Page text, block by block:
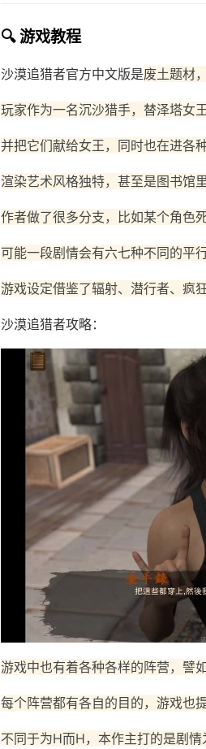
🔍 游戏教程
沙漠追猎者官方中文版是废土题材
玩家作为一名沉沙猎手，替泽塔女
并把它们献给女王，同时也在进各
渲染艺术风格独特，甚至是图书馆
作者做了很多分支，比如某个角色
可能一段剧情会有六七种不同的平
游戏设定借鉴了辐射、潜行者、疯
沙漠追猎者攻略：
游戏中也有着各种各样的阵营，譬
每个阵营都有各自的目的，游戏也
不同于为H而H，本作主打的是剧情